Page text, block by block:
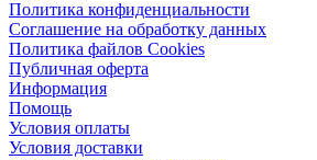
Политика конфиденциальности
Соглашение на обработку данных
Политика файлов Cookies
Публичная оферта
Информация
Помощь
Условия оплаты
Условия доставки